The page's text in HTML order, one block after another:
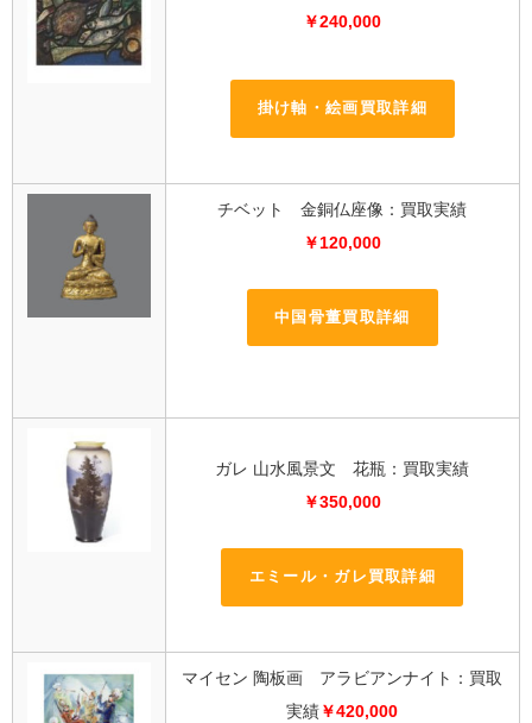
￥240,000
掛け軸・絵画買取詳細
チベット 金銅仏座像：買取実績
￥120,000
中国骨董買取詳細
ガレ 山水風景文 花瓶：買取実績
￥350,000
エミール・ガレ買取詳細
マイセン 陶板画 アラビアンナイト：買取
実績 ￥420,000